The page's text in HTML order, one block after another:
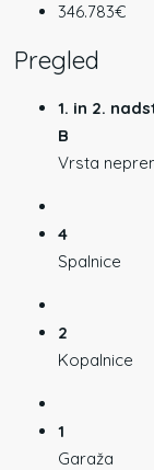
346.783€
Pregled
1. in 2.
B
Vrsta
4
Spalnice
2
Kopalnice
1
Garaža